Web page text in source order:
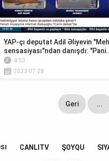
YAP-çı deputat Adil Əliyevin
sensasiyası"ndan danışdı:
4:53
2022.07.28
Geri ...
CANLITV ŞOYQU